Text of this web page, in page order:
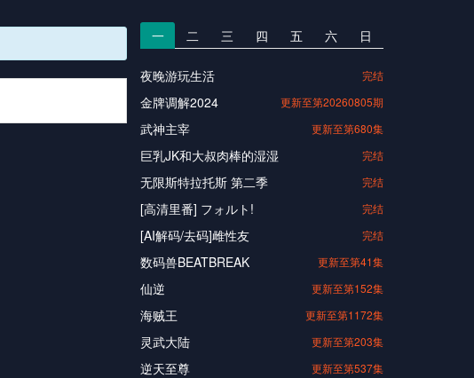
一 二 三 四 五 六 日
夜晚游玩生活 完结
金牌调解2024 更新至第20260805期
武神主宰 更新至第680集
巨乳JK和大叔肉棒的湿湿 完结
无限斯特拉托斯 第二季 完结
[高清里番] フォルト! 完结
[AI解码/去码]雌性友 完结
数码兽BEATBREAK 更新至第41集
仙逆 更新至第152集
海贼王 更新至第1172集
灵武大陆 更新至第203集
逆天至尊 更新至第537集